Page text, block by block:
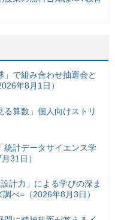
で組み合わせ抽選会と
年8月1日）
算数」個人向けストリ
統計データサイエンス学
31日）
計力」による学びの深ま
べ=（2026年8月3日）